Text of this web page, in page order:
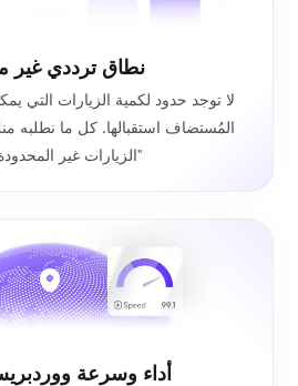
نطاق ترددي غير
لا توجد حدود لكمية الزيارات التي
المُستضاف استقبالها. كل ما نطلبه
"الزيارات غير
أداء وسرعة